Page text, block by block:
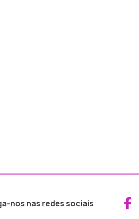
nos nas redes sociais